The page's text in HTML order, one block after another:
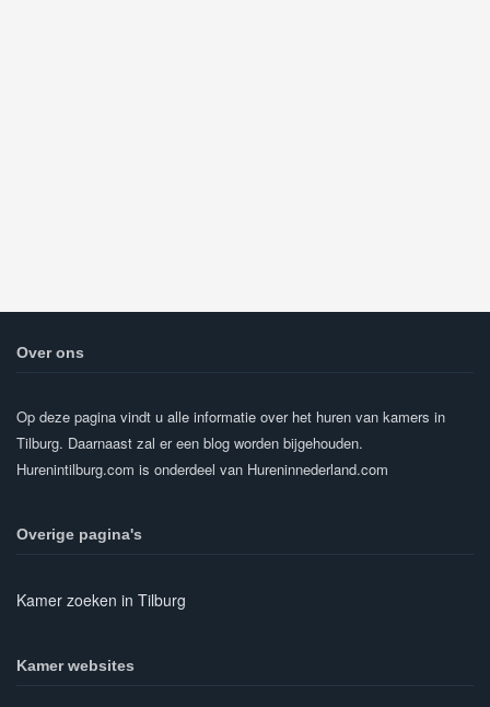
Over ons
Op deze pagina vindt u alle informatie over het huren van kamers in
Tilburg. Daarnaast zal er een blog worden bijgehouden.
Hurenintilburg.com is onderdeel van Hureninnederland.com
Overige pagina's
Kamer zoeken in Tilburg
Kamer websites